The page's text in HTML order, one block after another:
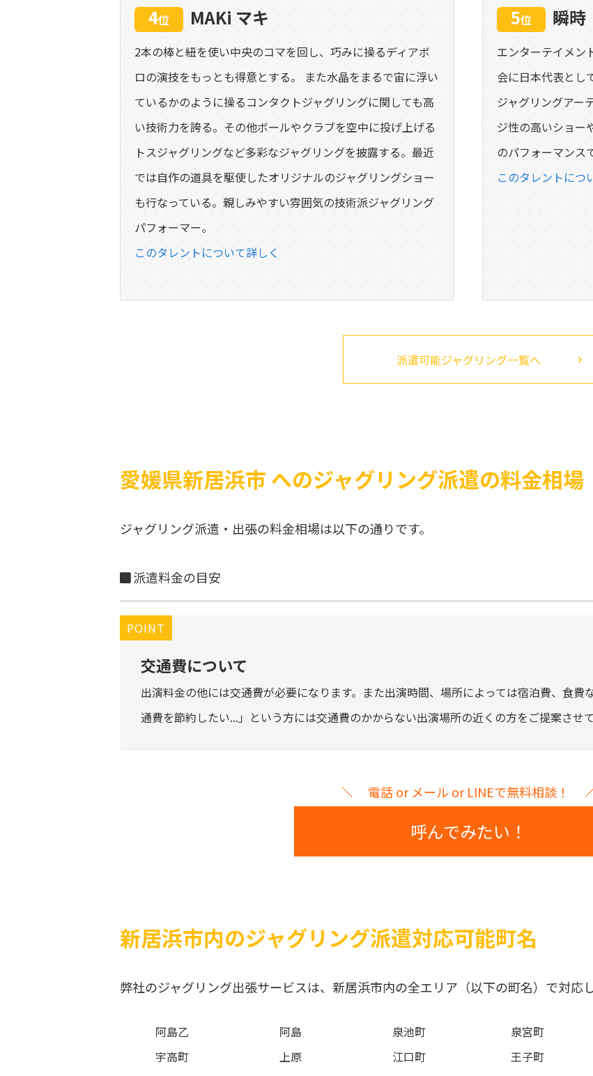
4位 MAKi マキ
2本の棒と紐を使い中央のコマを回し、巧みに操るディアボ
ロの演技をもっとも得意とする。 また水晶をまるで宙に浮い
ているかのように操るコンタクトジャグリングに関しても高
い技術力を誇る。その他ボールやクラブを空中に投げ上げる
トスジャグリングなど多彩なジャグリングを披露する。最近
では自作の道具を駆使したオリジナルのジャグリングショー
も行なっている。親しみやすい雰囲気の技術派ジャグリング
パフォーマー。
このタレントについて詳しく
5位 瞬時
エンターテイメン
会に日本代表と
ジャグリングアー
ジ性の高いショー
のパフォーマンス
このタレントにつ
派遣可能ジャグリング一覧へ
愛媛県新居浜市 へのジャグリング派遣の料金相場
ジャグリング派遣・出張の料金相場は以下の通りです。
派遣料金の目安
POINT
交通費について
出演料金の他には交通費が必要になります。また出演時間、場所によっては宿泊費、食費
通費を節約したい...」という方には交通費のかからない出演場所の近くの方をご提案させて
電話 or メール or LINEで無料相談！
呼んでみたい！
新居浜市内のジャグリング派遣対応可能町名
弊社のジャグリング出張サービスは、新居浜市内の全エリア（以下の町名）で対応し
阿島乙 阿島 泉池町 泉宮町
宇高町
上原 江口町 王子町